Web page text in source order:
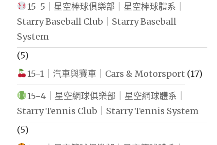
15-5｜星空棒球俱樂部｜星空棒球體系｜
Starry Baseball Club｜Starry Baseball
System
(5)
15-1｜汽車與賽車｜Cars & Motorsport (17)
15-4｜星空網球俱樂部｜星空網球體系｜
Starry Tennis Club｜Starry Tennis System
(5)